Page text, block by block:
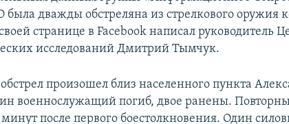
была дважды обстреляна из стрелкового оружия
странице в Facebook написал руководитель
исследований Дмитрий Тымчук.
произошел близ населенного пункта
военнослужащий погиб, двое ранены.
минут после первого боестолкновения. Один